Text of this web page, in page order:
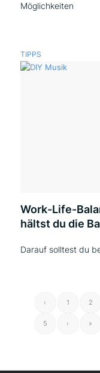
Möglichkeiten
TIPPS
Work-Life-
hältst du die
Darauf solltest du
‹ 1 2
5 › »